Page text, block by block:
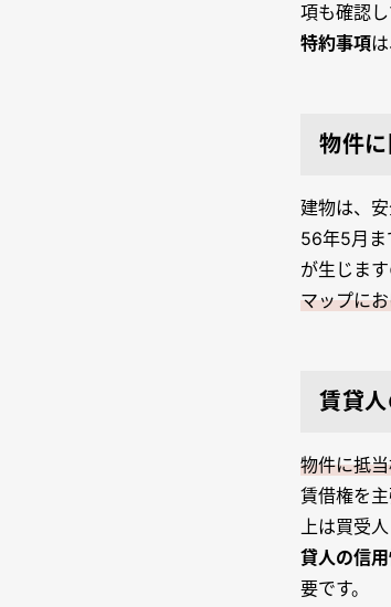
項も確認し
特約事項
物件
建物は、
56年5月ま
が生じます
マップに
賃貸
物件に抵
賃借権を
上は買受
貸人の信
要です。